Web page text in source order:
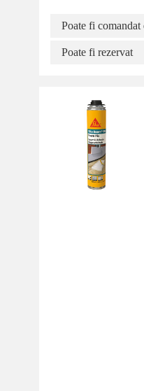
Poate fi comandat
Poate fi rezervat